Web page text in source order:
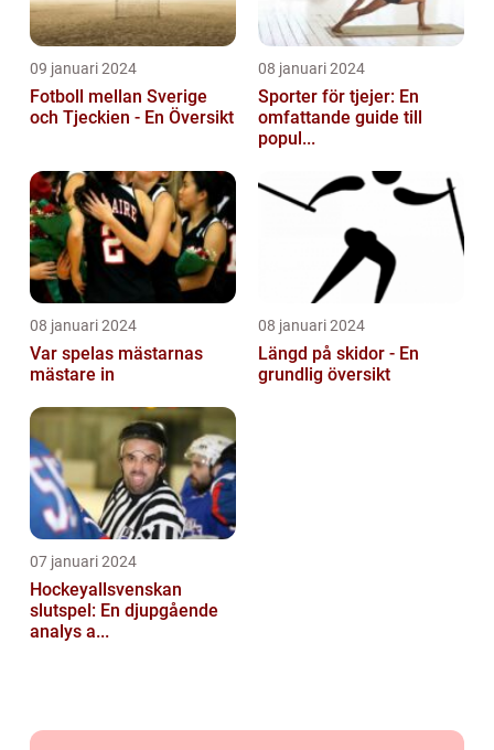
09 januari 2024
Fotboll mellan Sverige
och Tjeckien - En Översikt
08 januari 2024
Sporter för tjejer: En
omfattande guide till
popul...
08 januari 2024
Var spelas mästarnas
mästare in
08 januari 2024
Längd på skidor - En
grundlig översikt
07 januari 2024
Hockeyallsvenskan
slutspel: En djupgående
analys a...